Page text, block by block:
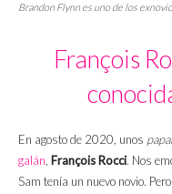
Brandon Flynn es uno de los
François
En agosto de 2020, unos
galán, François Rocci. Nos
Sam tenía un nuevo novio.